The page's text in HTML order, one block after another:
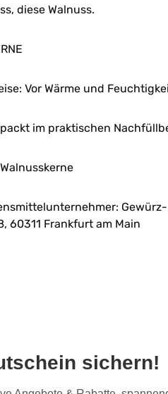
diese Walnuss.
Vor Wärme und
im praktischen
Gewürz-
60311 Frankfurt am Main
sichern!